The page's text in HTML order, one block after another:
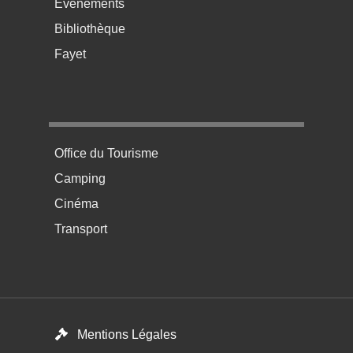
Événements
Bibliothèque
Fayet
Menu pratique bas de page 4
Office du Tourisme
Camping
Cinéma
Transport
Mentions Légales